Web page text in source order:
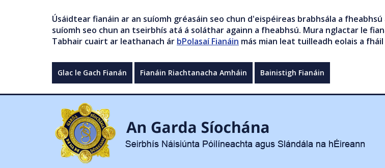
Úsáidtear fianáin ar an suíomh gréasáin seo chun d'eispéireas brabhsála a
suíomh seo chun an tseirbhís atá á soláthar againn a fheabhsú. Mura nglactar le
Tabhair cuairt ar leathanach ár bPolasaí Fianáin más mian leat tuilleadh eolais a
Glac le Gach Fianán Fianáin Riachtanacha Amháin Bainistigh Fianáin